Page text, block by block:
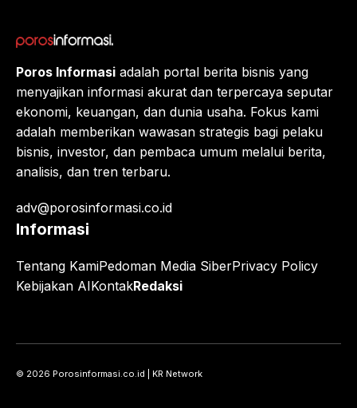
Poros Informasi adalah portal berita bisnis yang
menyajikan informasi akurat dan terpercaya seputar
ekonomi, keuangan, dan dunia usaha. Fokus kami
adalah memberikan wawasan strategis bagi pelaku
bisnis, investor, dan pembaca umum melalui berita,
analisis, dan tren terbaru.
adv@porosinformasi.co.id
Informasi
Tentang KamiPedoman Media SiberPrivacy Policy
Kebijakan AIKontakRedaksi
© 2026 Porosinformasi.co.id | KR Network